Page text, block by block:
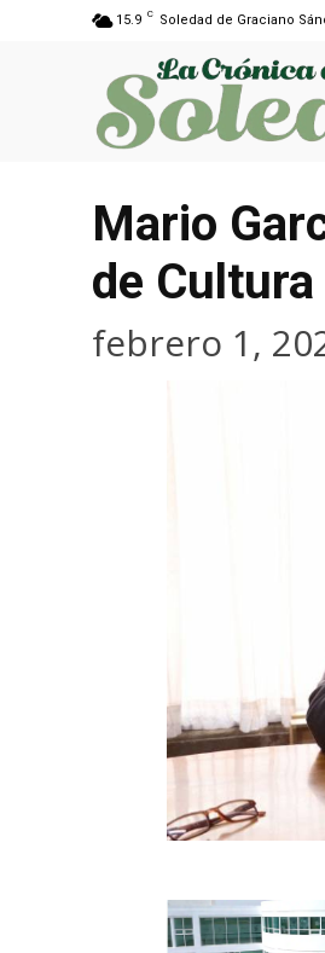
15.9 C Soledad de Graciano
Mario
de Cultura
febrero 1,